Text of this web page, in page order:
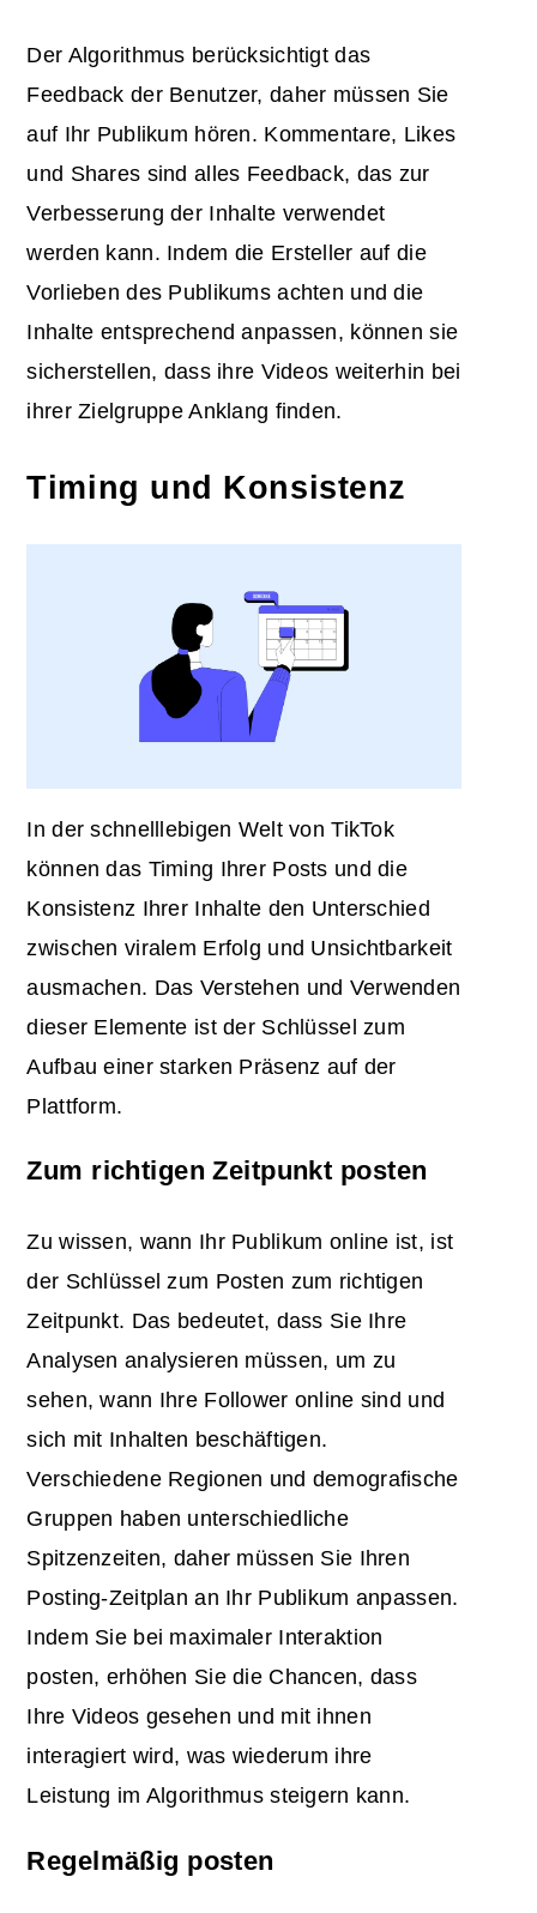
Der Algorithmus berücksichtigt das
Feedback der Benutzer, daher müssen Sie
auf Ihr Publikum hören. Kommentare, Likes
und Shares sind alles Feedback, das zur
Verbesserung der Inhalte verwendet
werden kann. Indem die Ersteller auf die
Vorlieben des Publikums achten und die
Inhalte entsprechend anpassen, können sie
sicherstellen, dass ihre Videos weiterhin bei
ihrer Zielgruppe Anklang finden.
Timing und Konsistenz
In der schnelllebigen Welt von TikTok
können das Timing Ihrer Posts und die
Konsistenz Ihrer Inhalte den Unterschied
zwischen viralem Erfolg und Unsichtbarkeit
ausmachen. Das Verstehen und Verwenden
dieser Elemente ist der Schlüssel zum
Aufbau einer starken Präsenz auf der
Plattform.
Zum richtigen Zeitpunkt posten
Zu wissen, wann Ihr Publikum online ist, ist
der Schlüssel zum Posten zum richtigen
Zeitpunkt. Das bedeutet, dass Sie Ihre
Analysen analysieren müssen, um zu
sehen, wann Ihre Follower online sind und
sich mit Inhalten beschäftigen.
Verschiedene Regionen und demografische
Gruppen haben unterschiedliche
Spitzenzeiten, daher müssen Sie Ihren
Posting-Zeitplan an Ihr Publikum anpassen.
Indem Sie bei maximaler Interaktion
posten, erhöhen Sie die Chancen, dass
Ihre Videos gesehen und mit ihnen
interagiert wird, was wiederum ihre
Leistung im Algorithmus steigern kann.
Regelmäßig posten